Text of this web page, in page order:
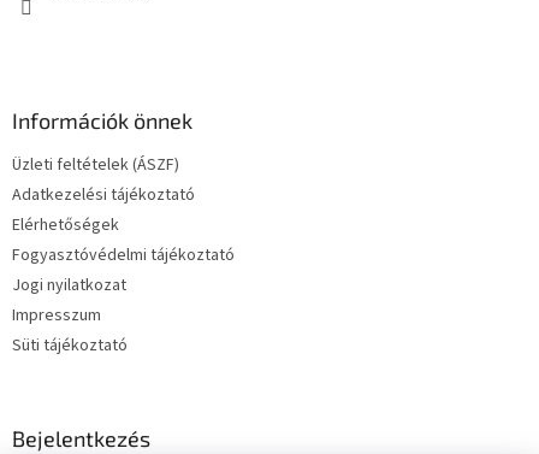
Információk önnek
Üzleti feltételek (ÁSZF)
Adatkezelési tájékoztató
Elérhetőségek
Fogyasztóvédelmi tájékoztató
Jogi nyilatkozat
Impresszum
Süti tájékoztató
Bejelentkezés